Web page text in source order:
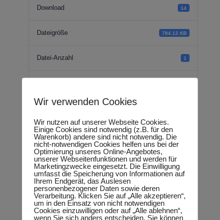
Download 14
Dateigröße 784.12 KB
Datei-Anzahl 1
Kleine Anfrage -
Wohnheimplätze für
Azubis
Wir verwenden Cookies
Wir nutzen auf unserer Webseite Cookies.
Einige Cookies sind notwendig (z.B. für den
Warenkorb) andere sind nicht notwendig. Die
nicht-notwendigen Cookies helfen uns bei der
Optimierung unseres Online-Angebotes,
unserer Webseitenfunktionen und werden für
Marketingzwecke eingesetzt. Die Einwilligung
umfasst die Speicherung von Informationen auf
Ihrem Endgerät, das Auslesen
personenbezogener Daten sowie deren
Verarbeitung. Klicken Sie auf „Alle akzeptieren“,
um in den Einsatz von nicht notwendigen
Cookies einzuwilligen oder auf „Alle ablehnen“,
wenn Sie sich anders entscheiden. Sie können